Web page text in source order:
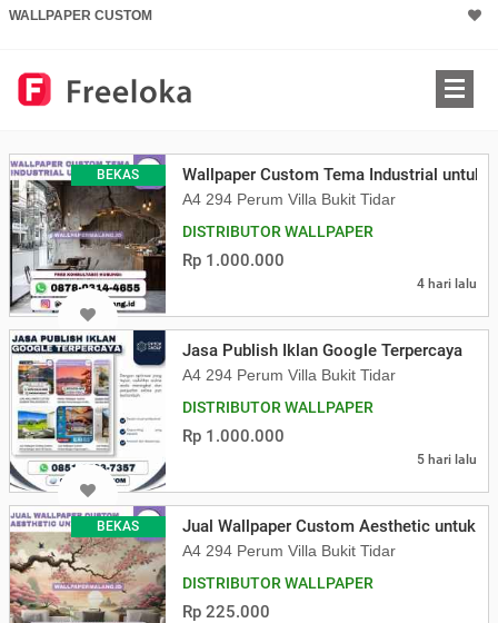
WALLPAPER CUSTOM
BEKAS Wallpaper Custom Tema Industrial untuk
A4 294 Perum Villa Bukit Tidar
DISTRIBUTOR WALLPAPER
Rp 1.000.000
4 hari lalu
Jasa Publish Iklan Google Terpercaya
A4 294 Perum Villa Bukit Tidar
DISTRIBUTOR WALLPAPER
Rp 1.000.000
5 hari lalu
BEKAS Jual Wallpaper Custom Aesthetic untuk
A4 294 Perum Villa Bukit Tidar
DISTRIBUTOR WALLPAPER
Rp 225.000